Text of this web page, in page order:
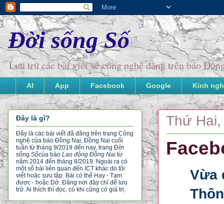
Đời sống Số
Lưu trữ các bài viết về công nghệ đăng trên báo
AI App Facebook Google Kinh
Thứ
Vừa
Đây là gì?
Đây là các bài viết đã đăng trên trang Công
nghệ của báo Đồng Nai, Đồng Nai cuối
tuần từ tháng 9/2019 đến nay, trang Đời
sống Sốcủa báo Lao động Đồng Nai từ
năm 2014 đến tháng 8/2019. Ngoài ra có
một số bài liên quan đến ICT khác do tôi
viết hoặc sưu tập. Bài có thể Hay - Tạm
được - hoặc Dở. Đăng nơi đây chỉ để lưu
trữ. Ai thích thì đọc, có khi cũng có giá trị.